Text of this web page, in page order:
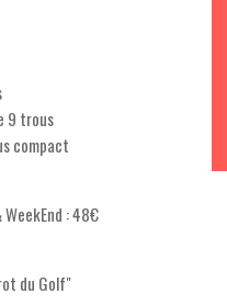
9 trous
compact
: 48€
du Golf"